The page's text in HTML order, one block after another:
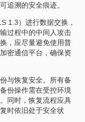
追溯的安全痕迹。
1.3）进行数据交换，
过程中的中间人攻击
，应尽量避免使用普
密通信平台，确保资
与恢复安全。所有备
份操作需在受控环境
同时，恢复流程应具
时依旧处于安全状